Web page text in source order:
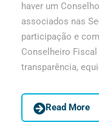
haver um
associados nas
participação e
Conselheiro
transparência,
Read More